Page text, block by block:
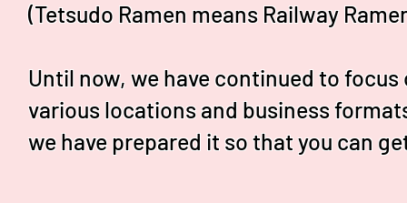
(Tetsudo Ramen means Railway
Until now, we have continued to
various locations and business
we have prepared it so that you can